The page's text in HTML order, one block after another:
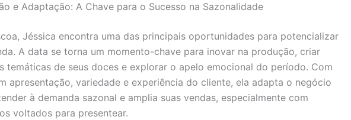
e Adaptação: A Chave para o Sucesso na Sazonalidade
Jéssica encontra uma das principais oportunidades para potencializar
A data se torna um momento-chave para inovar na produção, criar
temáticas de seus doces e explorar o apelo emocional do período. Com
apresentação, variedade e experiência do cliente, ela adapta o negócio
à demanda sazonal e amplia suas vendas, especialmente com
voltados para presentear.